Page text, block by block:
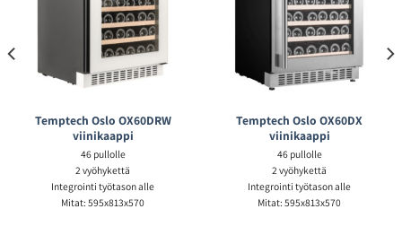
Temptech Oslo OX60DRW
viinikaappi
46 pullolle
2 vyöhykettä
Integrointi työtason alle
Mitat: 595x813x570
Temptech Oslo OX60DX
viinikaappi
46 pullolle
2 vyöhykettä
Integrointi työtason alle
Mitat: 595x813x570